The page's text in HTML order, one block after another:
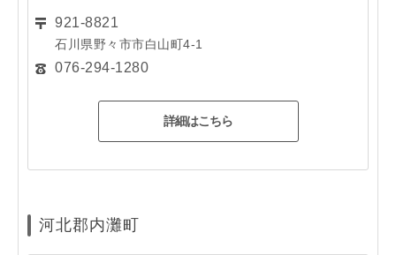
921-8821
石川県野々市市白山町4-1
076-294-1280
詳細はこちら
河北郡内灘町